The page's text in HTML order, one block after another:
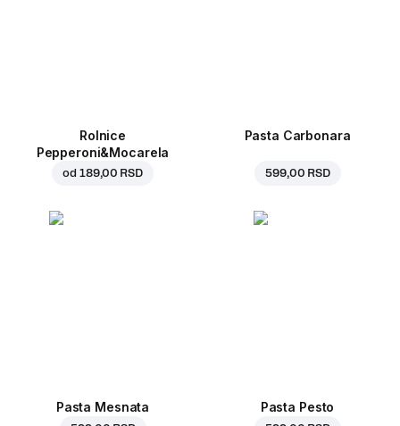
Rolnice
Pepperoni&Mocarela
od 189,00 RSD
Pasta Carbonara
599,00 RSD
Pasta Mesnata Pasta Pesto